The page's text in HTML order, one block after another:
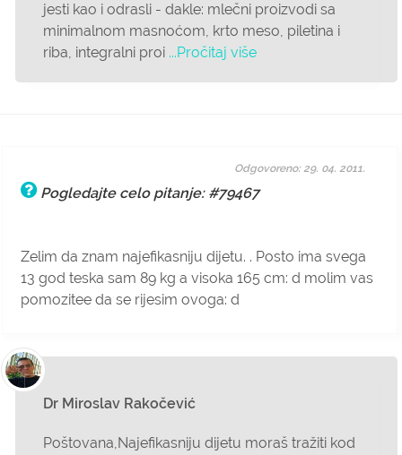
jesti kao i odrasli - dakle: mlečni proizvodi sa
minimalnom masnoćom, krto meso, piletina i
riba, integralni proi ...Pročitaj više
Pogledajte celo pitanje: #79467
Zelim da znam najefikasniju dijetu. . Posto ima svega
13 god teska sam 89 kg a visoka 165 cm: d molim vas
pomozitee da se rijesim ovoga: d
Odgovoreno: 29. 04. 2011.
Dr Miroslav Rakočević
Poštovana,Najefikasniju dijetu moraš tražiti kod